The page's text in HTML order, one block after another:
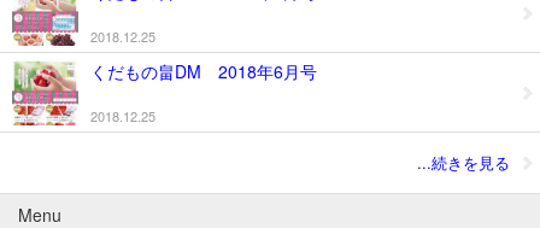
2018.12.25
くだもの畠DM 2018年6月号
2018.12.25
...続きを見る
Menu